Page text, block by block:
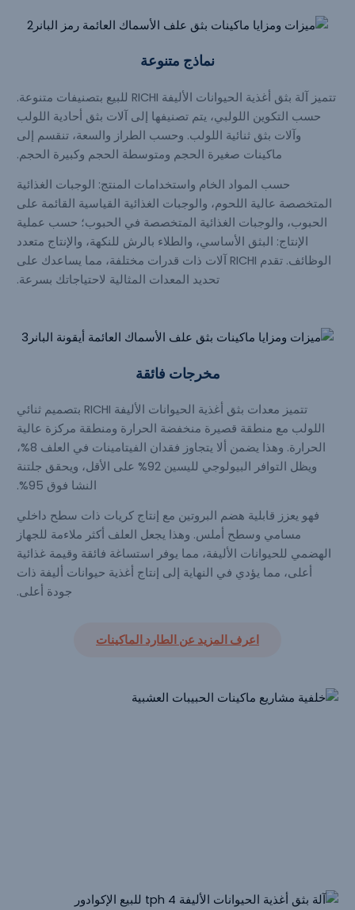
نماذج متنوعة
تتميز آلة بثق أغذية الحيوانات الأليفة RICHI للبيع بتصنيفات متنوعة.
حسب التكوين اللولبي، يتم تصنيفها إلى آلات بثق أحادية اللولب
وآلات بثق ثنائية اللولب. وحسب الطراز والسعة، تنقسم إلى
ماكينات صغيرة الحجم ومتوسطة الحجم وكبيرة الحجم.
حسب المواد الخام واستخدامات المنتج: الوجبات الغذائية
المتخصصة عالية اللحوم، والوجبات الغذائية القياسية القائمة على
الحبوب، والوجبات الغذائية المتخصصة في الحبوب؛ حسب عملية
الإنتاج: البثق الأساسي، والطلاء بالرش للنكهة، والإنتاج متعدد
الوظائف. تقدم RICHI آلات ذات قدرات مختلفة، مما يساعدك على
تحديد المعدات المثالية لاحتياجاتك بسرعة.
مخرجات فائقة
تتميز معدات بثق أغذية الحيوانات الأليفة RICHI بتصميم ثنائي
اللولب مع منطقة قصيرة منخفضة الحرارة ومنطقة مركزة عالية
الحرارة. وهذا يضمن ألا يتجاوز فقدان الفيتامينات في العلف 8%،
ويظل التوافر البيولوجي لليسين 92% على الأقل، ويحقق جلتنة
النشا فوق 95%.
فهو يعزز قابلية هضم البروتين مع إنتاج كريات ذات سطح داخلي
مسامي وسطح أملس. وهذا يجعل العلف أكثر ملاءمة للجهاز
الهضمي للحيوانات الأليفة، مما يوفر استساغة فائقة وقيمة غذائية
أعلى، مما يؤدي في النهاية إلى إنتاج أغذية حيوانات أليفة ذات
جودة أعلى.
اعرف المزيد عن الطارد الماكينات